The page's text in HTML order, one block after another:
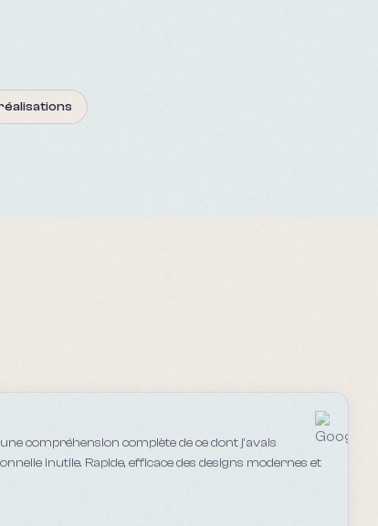
compréhension complète de ce dont j'avais
inutile. Rapide, efficace des designs modernes et